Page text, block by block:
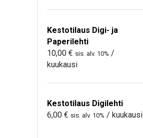
Kestotilaus Digi- ja
Paperilehti
10,00 € sis. alv. 10% /
kuukausi
Kestotilaus Digilehti
6,00 € sis. alv. 10% / kuukausi